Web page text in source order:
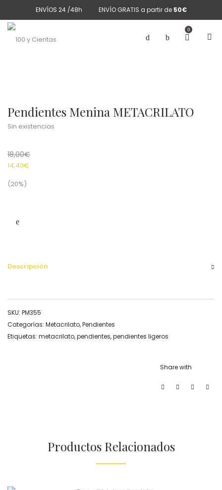
ENVÍOS 24 /48h ENVÍO GRATIS a partir de 50€
0
Pendientes Menina METACRILATO
Sin existencias
18,00€
14,40€
(20%)
Descripción
SKU: PM355
Categorías: Metacrilato,Pendientes
Etiquetas: metacrilato,pendientes,pendientes ligeros
Share with
Productos Relacionados